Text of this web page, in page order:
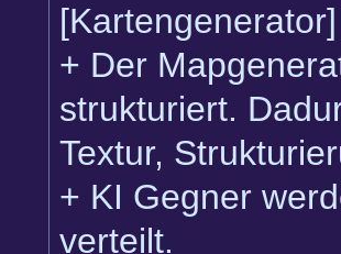
[Kartengenerator]
+ Der
strukturiert.
Textur,
+ KI Gegner
verteilt.